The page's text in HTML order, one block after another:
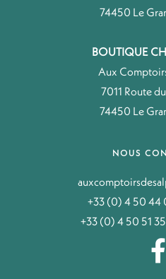
74450 Le
BOUTIQUE
Aux
7011 Route
74450 Le
NOUS
+33 (0) 4 50 44
+33 (0) 4 50 51